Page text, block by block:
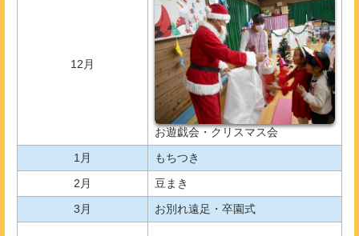
12月
お遊戯会・クリスマス会
1月
もちつき
2月
豆まき
3月
お別れ遠足・卒園式